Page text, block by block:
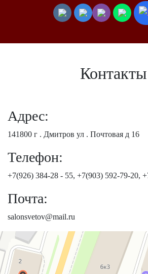
Контакты
Адрес:
141800 г . Дмитров ул . Почтовая д 16
Телефон:
+7(926) 384-28 - 55, +7(903) 592-79-20,
Почта:
salonsvetov@mail.ru